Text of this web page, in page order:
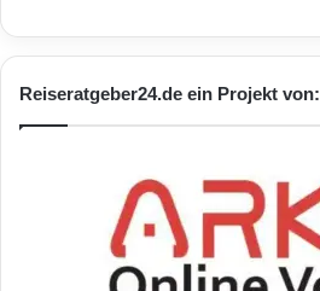
Reiseratgeber24.de ein Projekt von: